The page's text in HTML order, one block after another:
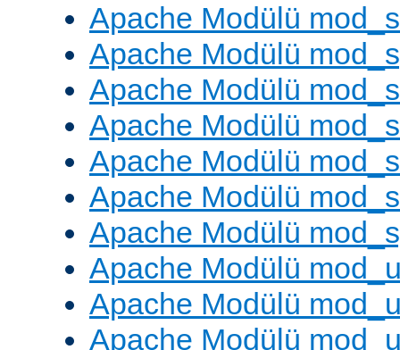
Apache Modülü
Apache Modülü
Apache Modülü
Apache Modülü
Apache Modülü
Apache Modülü
Apache Modülü
Apache Modülü
Apache Modülü
Apache Modülü